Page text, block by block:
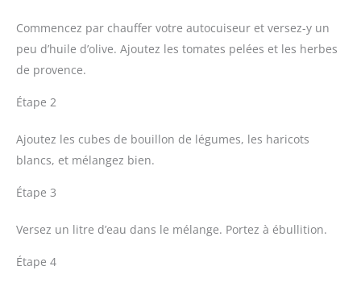
Commencez par chauffer votre autocuiseur et versez-y un
peu d’huile d’olive. Ajoutez les tomates pelées et les herbes
de provence.
Étape 2
Ajoutez les cubes de bouillon de légumes, les haricots
blancs, et mélangez bien.
Étape 3
Versez un litre d’eau dans le mélange. Portez à ébullition.
Étape 4